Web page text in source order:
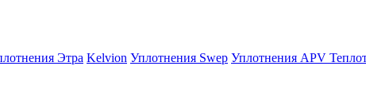
Этра Kelvion Уплотнения Swep Уплотнения APV